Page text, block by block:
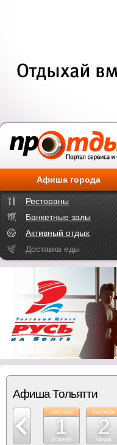
Афиша города
Рестораны
Банкетные залы
Активный отдых
Доставка еды
Афиша Тольятти
31
сентябрь
1
вторник
сентябрь
2
среда